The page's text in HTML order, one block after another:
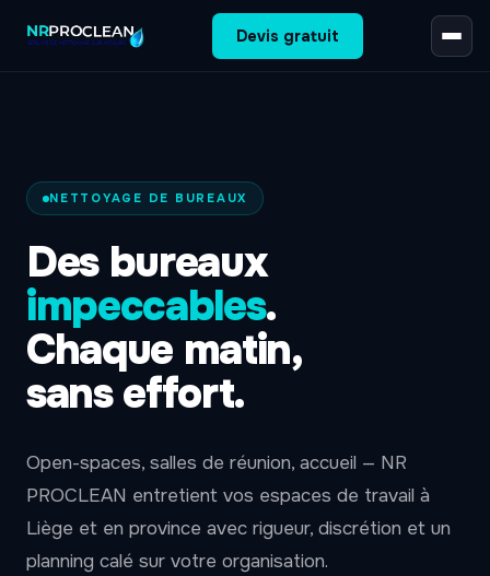
Devis gratuit
NETTOYAGE DE BUREAUX
Des bureaux
impeccables.
Chaque matin,
sans effort.
Open-spaces, salles de réunion, accueil — NR
PROCLEAN entretient vos espaces de travail à
Liège et en province avec rigueur, discrétion et un
planning calé sur votre organisation.